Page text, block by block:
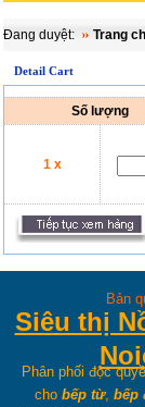
Đang duyệt: Trang
Detail Cart
Số lượng
1 x
Bản
Siêu thị
Phân phối độc
cho bếp từ, bếp